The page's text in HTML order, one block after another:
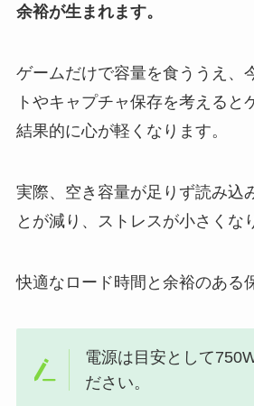
余裕が生まれます。
ゲームだけで容量を食ううえ、
トやキャプチャ保存を考えると
結果的に心が軽くなります。
実際、空き容量が足りず読み込
とが減り、ストレスが小さくな
快適なロード時間と余裕のある
電源は目安として
ださい。